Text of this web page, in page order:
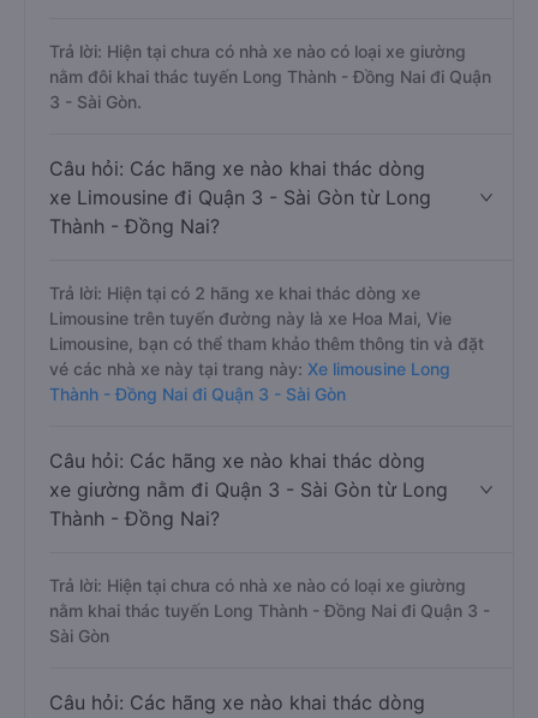
Trả lời: Hiện tại chưa có nhà xe nào có loại xe giường
nằm đôi khai thác tuyến Long Thành - Đồng Nai đi Quận
3 - Sài Gòn.
Câu hỏi: Các hãng xe nào khai thác dòng
xe Limousine đi Quận 3 - Sài Gòn từ Long
Thành - Đồng Nai?
Trả lời: Hiện tại có 2 hãng xe khai thác dòng xe
Limousine trên tuyến đường này là xe Hoa Mai, Vie
Limousine, bạn có thể tham khảo thêm thông tin và đặt
vé các nhà xe này tại trang này: Xe limousine Long
Thành - Đồng Nai đi Quận 3 - Sài Gòn
Câu hỏi: Các hãng xe nào khai thác dòng
xe giường nằm đi Quận 3 - Sài Gòn từ Long
Thành - Đồng Nai?
Trả lời: Hiện tại chưa có nhà xe nào có loại xe giường
nằm khai thác tuyến Long Thành - Đồng Nai đi Quận 3 -
Sài Gòn
Câu hỏi: Các hãng xe nào khai thác dòng